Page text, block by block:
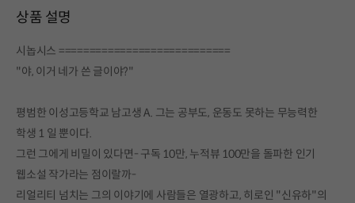
상품 설명
시놉시스 ============================
"야, 이거 네가 쓴 글이야?"
평범한 이성고등학교 남고생 A. 그는 공부도, 운동도 못하는 무능력한
학생 1 일 뿐이다.
그런 그에게 비밀이 있다면- 구독 10만, 누적뷰 100만을 돌파한 인기
웹소설 작가라는 점이랄까-
리얼리티 넘치는 그의 이야기에 사람들은 열광하고, 히로인 "신유하"의